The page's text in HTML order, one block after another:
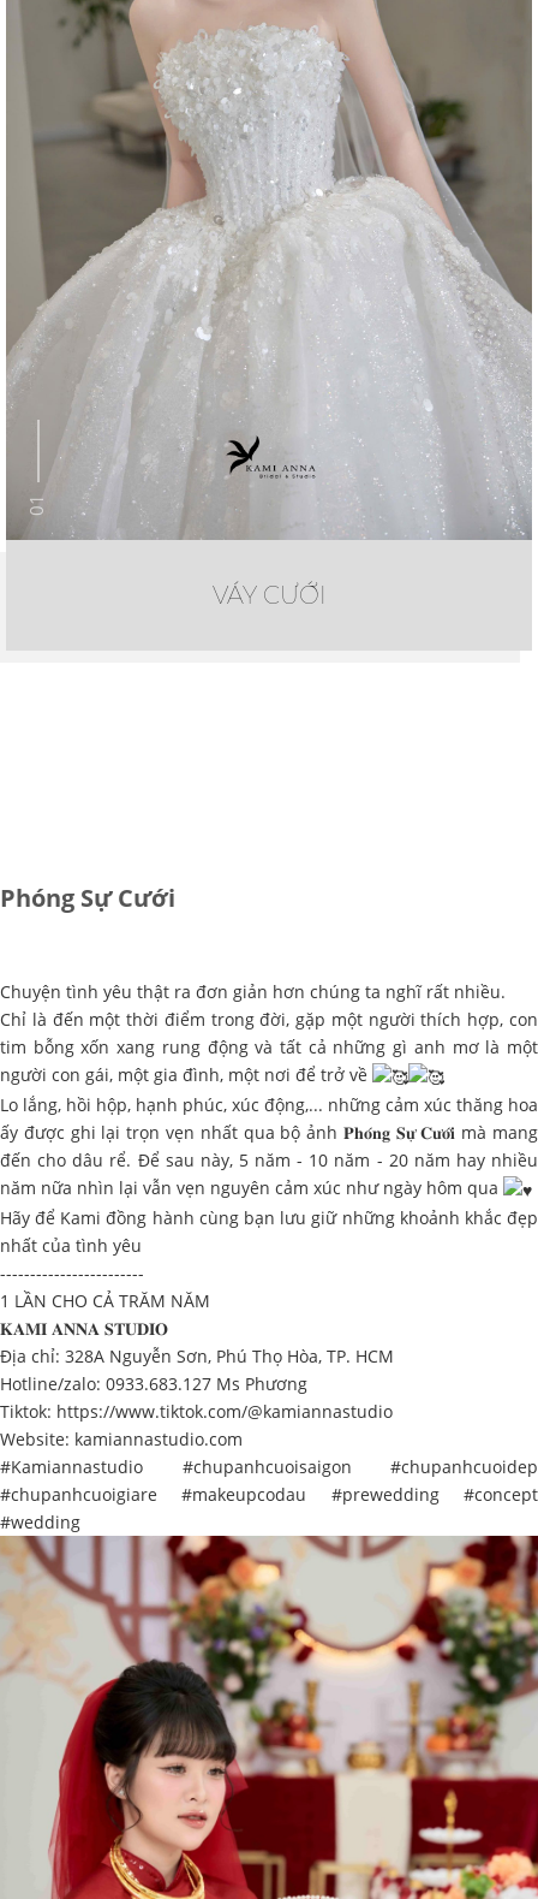
01
VÁY CƯỚI
Phóng Sự Cưới
Chuyện tình yêu thật ra đơn giản hơn chúng ta nghĩ rất nhiều.
Chỉ là đến một thời điểm trong đời, gặp một người thích hợp, con
tim bỗng xốn xang rung động và tất cả những gì anh mơ là một
người con gái, một gia đình, một nơi để trở về
Lo lắng, hồi hộp, hạnh phúc, xúc động,... những cảm xúc thăng hoa
ấy được ghi lại trọn vẹn nhất qua bộ ảnh 𝐏𝐡𝐨́𝐧𝐠 𝐒𝐮̛̣ 𝐂𝐮̛𝐨̛́𝐢 mà mang
đến cho dâu rể. Để sau này, 5 năm - 10 năm - 20 năm hay nhiều
năm nữa nhìn lại vẫn vẹn nguyên cảm xúc như ngày hôm qua
Hãy để Kami đồng hành cùng bạn lưu giữ những khoảnh khắc đẹp
nhất của tình yêu
------------------------
1 LẦN CHO CẢ TRĂM NĂM
𝐊𝐀𝐌𝐈 𝐀𝐍𝐍𝐀 𝐒𝐓𝐔𝐃𝐈𝐎
Địa chỉ: 328A Nguyễn Sơn, Phú Thọ Hòa, TP. HCM
Hotline/zalo: 0933.683.127 Ms Phương
Tiktok: https://www.tiktok.com/@kamiannastudio
Website: kamiannastudio.com
#Kamiannastudio
#chupanhcuoisaigon
#chupanhcuoidep
#chupanhcuoigiare
#makeupcodau #prewedding
#concept
#wedding